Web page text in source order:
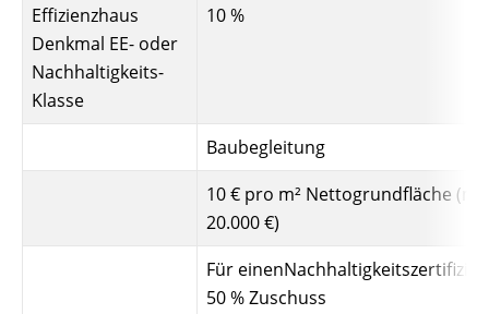
Effizienzhaus
Denkmal EE- oder
Nachhaltigkeits-
Klasse
10 %
Baubegleitung
10 € pro m² Nettogrundfläche
20.000 €)
Für
50 % Zuschuss